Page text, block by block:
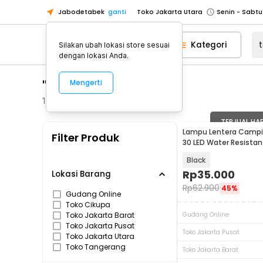
Jabodetabek ganti Toko Jakarta Utara
Toko Tangerang
Toko Cikupa
Pick n Go Jakarta Barat
Senin -
Senin -
Toko Jakarta Barat
Senin -
Toko Tangerang
Senin -
Senin - Jumat
Senin - Jumat
Kategori
"termos tentara"
131
Filter Produk
Lokasi Barang
Gudang Online
Toko Cikupa
Toko Jakarta Barat
Toko Jakarta Pusat
Toko Jakarta Utara
Toko Tangerang
TERJUAL
Lampu Lentera
30 LED Water
Black
Rp35.000
Rp62.900 45%
Gudang Online
Toko Jakarta Pusat
Toko Jakarta Barat
Silakan ubah lokasi store sesuai
dengan lokasi Anda.
Mengerti